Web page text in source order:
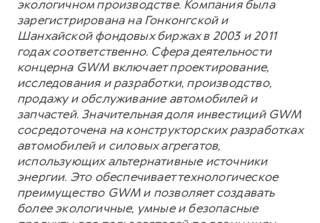
экологичном производстве. Компания была
зарегистрирована на Гонконгской и
Шанхайской фондовых биржах в 2003 и 2011
годах соответственно. Сфера деятельности
концерна GWM включает проектирование,
исследования и разработки, производство,
продажу и обслуживание автомобилей и
запчастей. Значительная доля инвестиций GWM
сосредоточена на конструкторских разработках
автомобилей и силовых агрегатов,
использующих альтернативные источники
энергии. Это обеспечивает технологическое
преимущество GWM и позволяет создавать
более экологичные, умные и безопасные